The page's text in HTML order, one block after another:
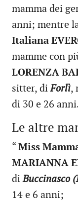
mamma dei
anni; mentre
Italiana
mamme con
LORENZA
sitter, diForlì,
di 30 e 26
Le altre
“ Miss
MARIANNA
diBuccinasco
14 e 6 anni;